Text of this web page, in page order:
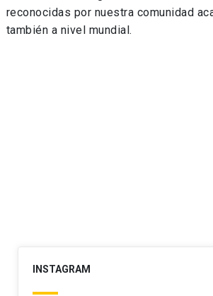
reconocidas por nuestra comunidad
también a nivel mundial.
INSTAGRAM